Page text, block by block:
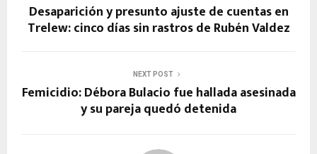
Desaparición y presunto ajuste de cuentas en
Trelew: cinco días sin rastros de Rubén Valdez
NEXT POST
Femicidio: Débora Bulacio fue hallada asesinada
y su pareja quedó detenida